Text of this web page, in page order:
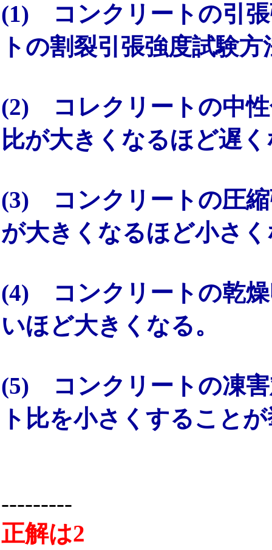
(1) コンクリートの引張
トの割裂引張強度試験
(2) コレクリートの中性
比が大きくなるほど遅
(3) コンクリートの圧縮
が大きくなるほど小さ
(4) コンクリートの乾燥
いほど大きくなる。
(5) コンクリートの凍
ト比を小さくすること
---------
正解は2